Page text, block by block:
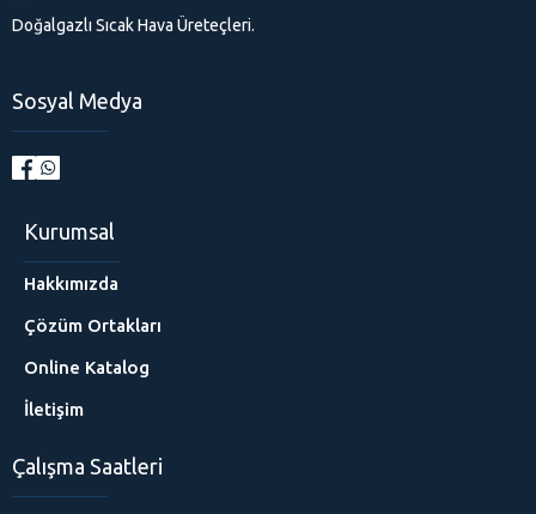
Doğalgazlı Sıcak Hava Üreteçleri.
Sosyal Medya
Kurumsal
Hakkımızda
Çözüm Ortakları
Online Katalog
İletişim
Çalışma Saatleri